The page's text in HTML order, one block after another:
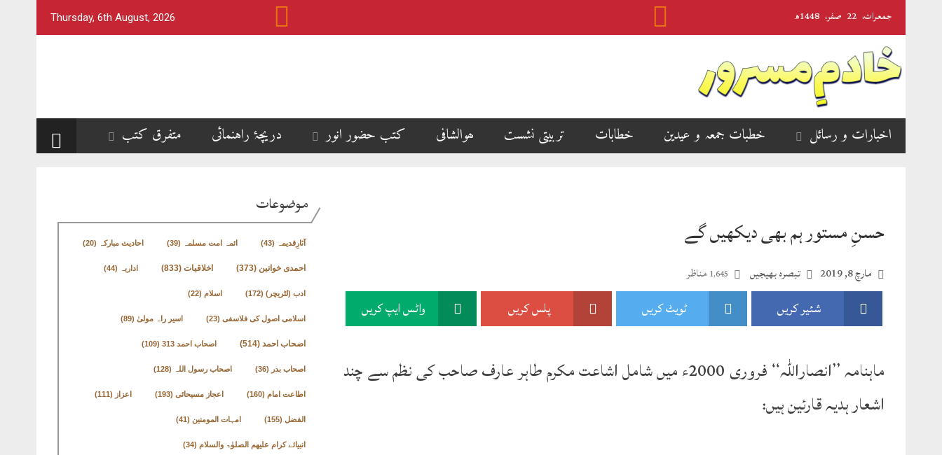
جمعرات‬‮، 22 صفر‬، Thursday, 6th August, 2026
اخبارات و رسائل خطبات جمعہ و عیدین خطابات تربیتی نشست ھوالشافی کتب حضور انور دریچۂ راہنمائی متفرق کتب
موضوعات
آثارِقدیمہ (43) ائمہ امت مسلمہ (39) احادیث مبارکہ (20)
احمدی خواتین (373) اخلاقیات(833) اداریہ (44)
ادب (لٹریچر)(172) اسلام (22)
اسلامی اصول کی فلاسفی(23) اسیر راہ مولیٰ(89)
اصحاب احمد(514) اصحاب احمد 313 (109)
اصحاب بدر (36) اصحاب رسول اللہ (128)
اطاعت امام (160) اعجاز مسیحائی(193) اعزاز (111)
الفضل (155) امہات المومنین (41)
انبیائے کرام علیھم الصلوٰۃ والسلام (34)
حسنِ مستور ہم بھی دیکھیں گے
تبصرہ بھیجیں مارچ 8, 2019 1,645 مناظر
شئیر کریں ٹویٹ کریں پلس کریں واٹس ایپ کریں
ماہنامہ ’’انصاراللہ‘‘ فروری 2000ء میں شامل اشاعت مکرم طاہر عارف صاحب کی نظم سے چند
اشعار ہدیہ قارئین ہیں: